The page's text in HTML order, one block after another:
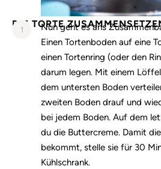
DIE TORTE
1
Nun geht es ans
Einen Tortenboden auf eine
einen Tortenring (oder den
darum legen. Mit einem
dem untersten Boden
zweiten Boden drauf und
bei jedem Boden. Auf dem
du die Buttercreme. Damit
bekommt, stelle sie für 30
Kühlschrank.